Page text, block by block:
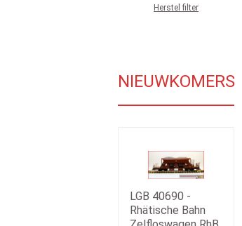
Herstel filter
NIEUWKOMERS
LGB 40690 -
Rhätische Bahn